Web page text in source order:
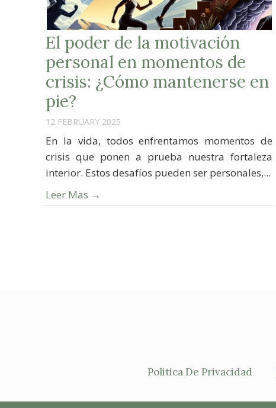
Politica De Privacidad
El poder de la motivación
personal en momentos de
crisis: ¿Cómo mantenerse en
pie?
12 FEBRUARY 2025
En la vida, todos enfrentamos momentos de
crisis que ponen a prueba nuestra fortaleza
interior. Estos desafíos pueden ser personales,...
Leer Mas →